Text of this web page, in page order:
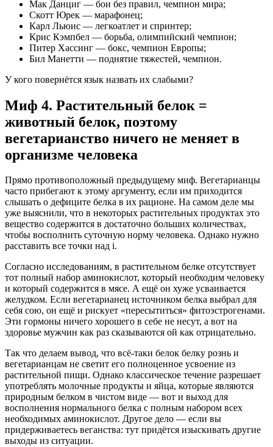
Мак Данциг — бои без правил, чемпион мира;
Скотт Юрек — марафонец;
Карл Льюис — легкоатлет и спринтер;
Крис Кэмпбел — борьба, олимпийский чемпион;
Питер Хассинг — бокс, чемпион Европы;
Бил Манетти — поднятие тяжестей, чемпион.
У кого повернётся язык назвать их слабыми?
Миф 4. Растительный белок =
животный белок, поэтому
вегетарианство ничего не меняет в
организме человека
Прямо противоположный предыдущему миф. Вегетарианцы
часто прибегают к этому аргументу, если им приходится
слышать о дефиците белка в их рационе. На самом деле мы
уже выяснили, что в некоторых растительных продуктах это
вещество содержится в достаточно больших количествах,
чтобы восполнить суточную норму человека. Однако нужно
расставить все точки над i.
Согласно исследованиям, в растительном белке отсутствует
тот полный набор аминокислот, который необходим человеку
и который содержится в мясе. А ещё он хуже усваивается
желудком. Если вегетарианец источником белка выбрал для
себя сою, он ещё и рискует «пересытиться» фитоэстрогенами.
Эти гормоны ничего хорошего в себе не несут, а вот на
здоровье мужчин как раз сказываются ой как отрицательно.
Так что делаем вывод, что всё-таки белок белку рознь и
вегетарианцам не светит его полноценное усвоение из
растительной пищи. Однако классическое течение разрешает
употреблять молочные продукты и яйца, которые являются
природным белком в чистом виде — вот и выход для
восполнения нормального белка с полным набором всех
необходимых аминокислот. Другое дело — если вы
придерживаетесь веганства: тут придётся изыскивать другие
выходы из ситуации.